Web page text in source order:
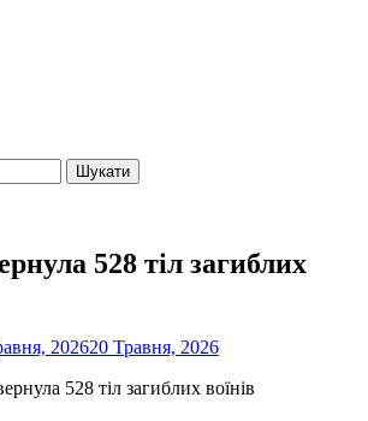
528 тіл загиблих
202620 Травня, 2026